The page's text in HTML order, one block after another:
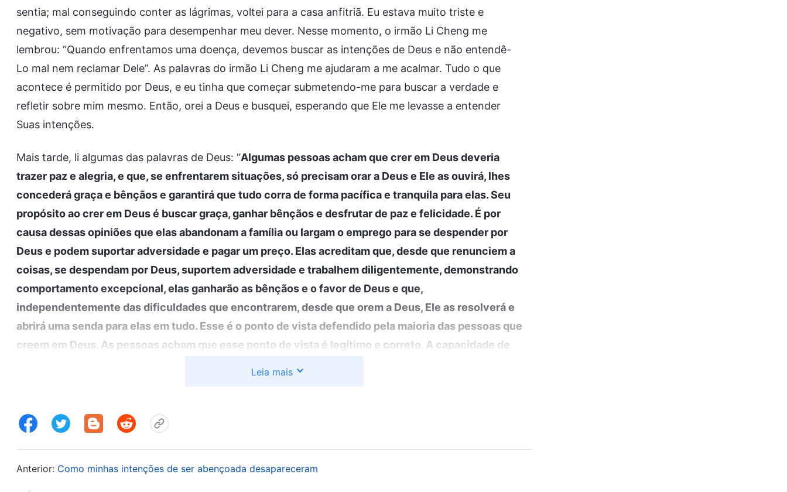
sentia; mal conseguindo conter as lágrimas, voltei para a casa anfitriã. Eu estava muito triste e
negativo, sem motivação para desempenhar meu dever. Nesse momento, o irmão Li Cheng me
lembrou: “Quando enfrentamos uma doença, devemos buscar as intenções de Deus e não entendê-
Lo mal nem reclamar Dele”. As palavras do irmão Li Cheng me ajudaram a me acalmar. Tudo o que
acontece é permitido por Deus, e eu tinha que começar submetendo-me para buscar a verdade e
refletir sobre mim mesmo. Então, orei a Deus e busquei, esperando que Ele me levasse a entender
Suas intenções.
Mais tarde, li algumas das palavras de Deus: “Algumas pessoas acham que crer em Deus deveria
trazer paz e alegria, e que, se enfrentarem situações, só precisam orar a Deus e Ele as ouvirá, lhes
concederá graça e bênçãos e garantirá que tudo corra de forma pacífica e tranquila para elas. Seu
propósito ao crer em Deus é buscar graça, ganhar bênçãos e desfrutar de paz e felicidade. É por
causa dessas opiniões que elas abandonam a família ou largam o emprego para se despender por
Deus e podem suportar adversidade e pagar um preço. Elas acreditam que, desde que renunciem a
coisas, se despendam por Deus, suportem adversidade e trabalhem diligentemente, demonstrando
comportamento excepcional, elas ganharão as bênçãos e o favor de Deus e que,
independentemente das dificuldades que encontrarem, desde que orem a Deus, Ele as resolverá e
abrirá uma senda para elas em tudo. Esse é o ponto de vista defendido pela maioria das pessoas que
creem em Deus. As pessoas acham que esse ponto de vista é legítimo e correto. A capacidade de
abençoará. Como sofri muito e paguei um preço alto por cada tarefa, fazendo tudo de acordo com
presença de Deus’. Isso não é uma noção, uma imaginação humana? Sob uma perspectiva humana,
Leia mais
Anterior: Como minhas intenções de ser abençoada desapareceram